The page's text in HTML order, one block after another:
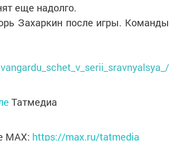
еще надолго.
Захаркин после игры. Команды
Татмедиа
MАХ: https://max.ru/tatmedia